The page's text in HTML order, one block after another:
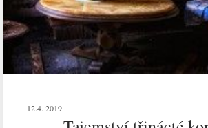
12.4. 2019